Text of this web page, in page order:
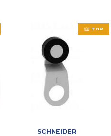
TOP
SCHNEIDER